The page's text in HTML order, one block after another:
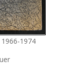
1966-1974